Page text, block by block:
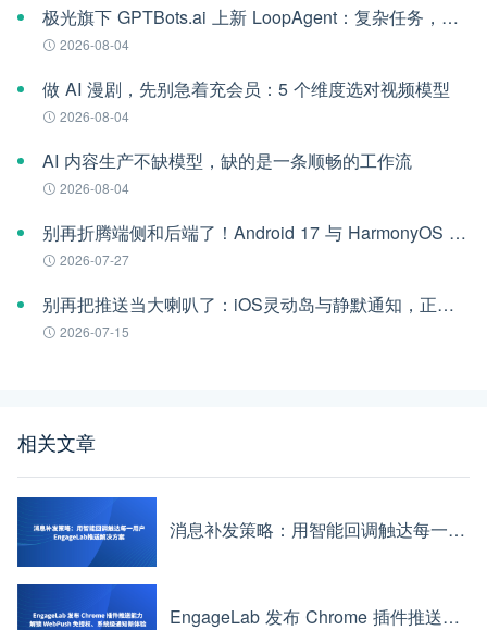
极光旗下 GPTBots.ai 上新 LoopAgent：复杂任务，交给 AI 一口气跑完
2026-08-04
做 AI 漫剧，先别急着充会员：5 个维度选对视频模型
2026-08-04
AI 内容生产不缺模型，缺的是一条顺畅的工作流
2026-08-04
别再折腾端侧和后端了！Android 17 与 HarmonyOS 6 时代的跨平台推送指南
2026-07-27
别再把推送当大喇叭了：iOS灵动岛与静默通知，正在重构App的留存法则
2026-07-15
相关文章
消息补发策略：用智能回调触达每一用户——EngageLab推送解决方案
EngageLab 发布 Chrome 插件推送能力：解锁 WebPush 免授权、系统级通知新体验